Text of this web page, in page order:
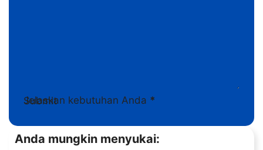
Jelaskan kebutuhan Anda *
Submit
Anda mungkin menyukai: